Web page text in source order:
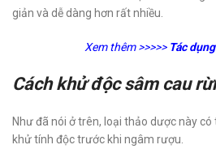
giản và dễ dàng hơn rất nhiều.
Xem thêm >>>>> Tác
Cách khử độc sâm cau
Như đã nói ở trên, loại thảo dược này
khử tính độc trước khi ngâm rượu.